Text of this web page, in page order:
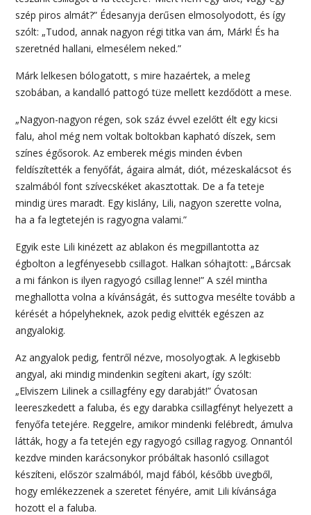
szép piros almát?” Édesanyja derűsen elmosolyodott, és így
szólt: „Tudod, annak nagyon régi titka van ám, Márk! És ha
szeretnéd hallani, elmesélem neked.”
Márk lelkesen bólogatott, s mire hazaértek, a meleg
szobában, a kandalló pattogó tüze mellett kezdődött a mese.
„Nagyon-nagyon régen, sok száz évvel ezelőtt élt egy kicsi
falu, ahol még nem voltak boltokban kapható díszek, sem
színes égősorok. Az emberek mégis minden évben
feldíszítették a fenyőfát, ágaira almát, diót, mézeskalácsot és
szalmából font szívecskéket akasztottak. De a fa teteje
mindig üres maradt. Egy kislány, Lili, nagyon szerette volna,
ha a fa legtetején is ragyogna valami.”
Egyik este Lili kinézett az ablakon és megpillantotta az
égbolton a legfényesebb csillagot. Halkan sóhajtott: „Bárcsak
a mi fánkon is ilyen ragyogó csillag lenne!” A szél mintha
meghallotta volna a kívánságát, és suttogva mesélte tovább a
kérését a hópelyheknek, azok pedig elvitték egészen az
angyalokig.
Az angyalok pedig, fentről nézve, mosolyogtak. A legkisebb
angyal, aki mindig mindenkin segíteni akart, így szólt:
„Elviszem Lilinek a csillagfény egy darabját!” Óvatosan
leereszkedett a faluba, és egy darabka csillagfényt helyezett a
fenyőfa tetejére. Reggelre, amikor mindenki felébredt, ámulva
látták, hogy a fa tetején egy ragyogó csillag ragyog. Onnantól
kezdve minden karácsonykor próbáltak hasonló csillagot
készíteni, először szalmából, majd fából, később üvegből,
hogy emlékezzenek a szeretet fényére, amit Lili kívánsága
hozott el a faluba.